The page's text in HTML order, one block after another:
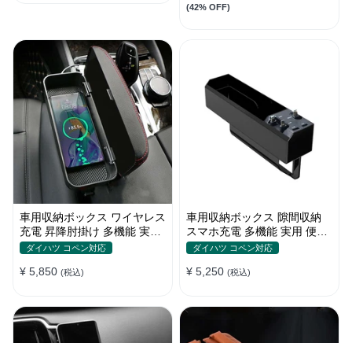
(42% OFF)
車用収納ボックス ワイヤレス
充電 昇降肘掛け 多機能 実用
運転疲労軽減 高級レザー 隙
ダイハツ コペン対応
¥ 5,850 (税込)
車用収納ボックス 隙間収納
スマホ充電 多機能 実用 便利
シートポケット ギャップ収納
ダイハツ コペン対応
¥ 5,250 (税込)